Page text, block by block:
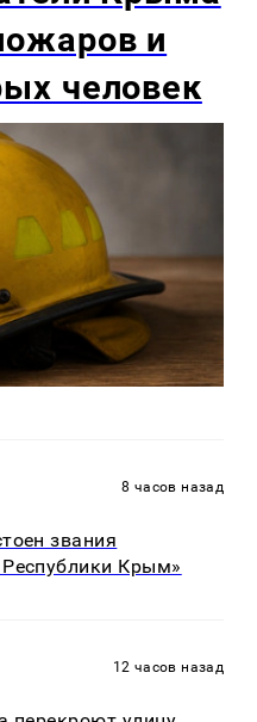
и
человек
8 часов назад
звания
Крым»
12 часов назад